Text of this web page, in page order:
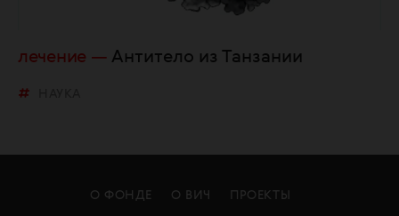
лечение Антитело из Танзании
О ФОНДЕ О ВИЧ ПРОЕКТЫ